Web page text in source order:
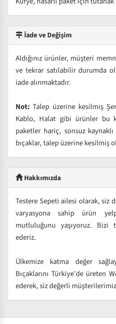
İade ve Değişim
Aldığınız ürünler, müşteri
ve tekrar satılabilir durumda
iade alınmaktadır.
Not: Talep üzerine kesilmiş
Kablo, Halat gibi ürünler bu
paketler hariç, sonsuz
bıçaklar, talep üzerine kesilmiş
Hakkımızda
Testere Sepeti ailesi olarak, siz
varyasyona sahip ürün
mutluluğunu yaşıyoruz.
ederiz.
Ülkemize katma değer
Bıçaklarını Türkiye'de üreten
ederek, siz değerli